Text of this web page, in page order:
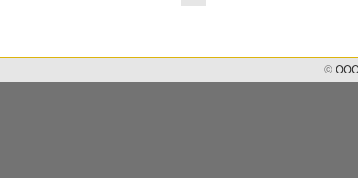
© ООО